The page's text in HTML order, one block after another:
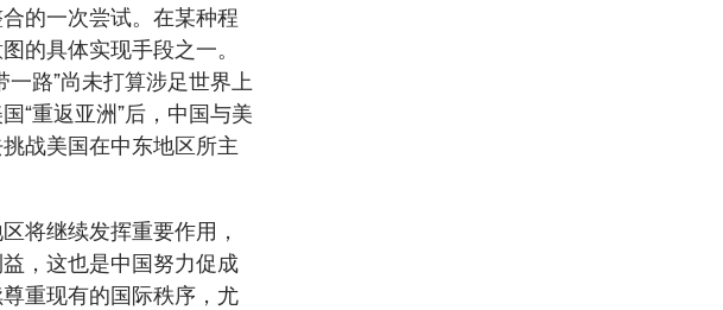
的一次尝试。在某种程
的具体实现手段之一。
路”尚未打算涉足世界上
“重返亚洲”后，中国与美
战美国在中东地区所主
将继续发挥重要作用，
，这也是中国努力促成
重现有的国际秩序，尤